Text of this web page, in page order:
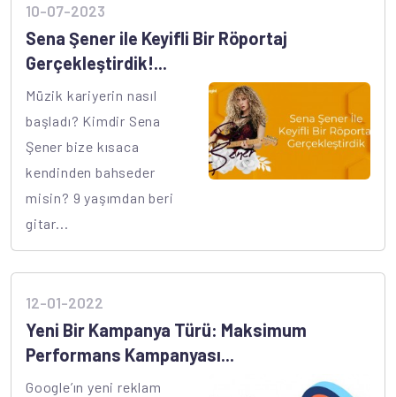
10-07-2023
Sena Şener ile Keyifli Bir Röportaj
Gerçekleştirdik!...
Müzik kariyerin nasıl
başladı? Kimdir Sena
Şener bize kısaca
kendinden bahseder
misin? 9 yaşımdan beri
gitar...
12-01-2022
Yeni Bir Kampanya Türü: Maksimum
Performans Kampanyası...
Google’ın yeni reklam